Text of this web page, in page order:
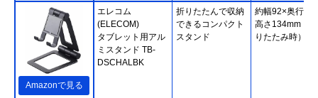
Amazonで見る
エレコム
(ELECOM)
タブレット用アル
ミスタンド TB-
DSCHALBK
折りたたんで収納
できるコンパクト
スタンド
約幅92×奥行
高さ134mm（折
りたたみ時）